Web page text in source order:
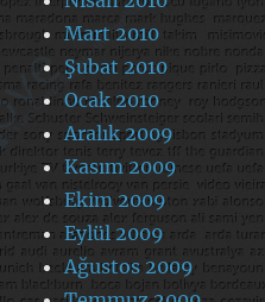
Mart 2010
Şubat 2010
Ocak 2010
Aralık 2009
Kasım 2009
Ekim 2009
Eylül 2009
Ağustos 2009